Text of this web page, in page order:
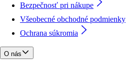
Bezpečnosť pri nákupe
Všeobecné obchodné podmienky
Ochrana súkromia
O nás